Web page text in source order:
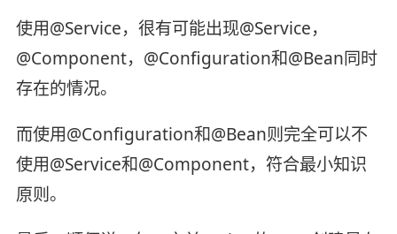
使用@Service，很有可能出现@Service，
@Component，@Configuration和@Bean同时
存在的情况。
而使用@Configuration和@Bean则完全可以不
使用@Service和@Component，符合最小知识
原则。